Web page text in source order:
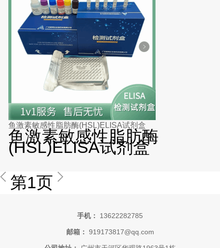
鱼激素敏感性脂肪酶(HSL)ELISA试剂盒
鱼激素敏感性脂肪酶
(HSL)ELISA试剂盒
第1页
手机： 13622282785
邮箱： 919173817@qq.com